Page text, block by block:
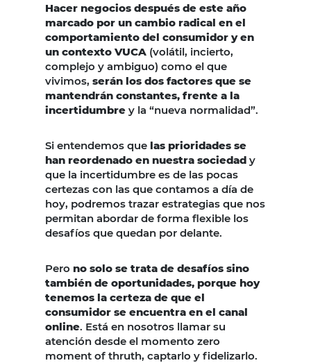
Hacer negocios después de este año
marcado por un cambio radical en el
comportamiento del consumidor y en
un contexto VUCA (volátil, incierto,
complejo y ambiguo) como el que
vivimos, serán los dos factores que se
mantendrán constantes, frente a la
incertidumbre y la “nueva normalidad”.
Si entendemos que las prioridades se
han reordenado en nuestra sociedad y
que la incertidumbre es de las pocas
certezas con las que contamos a día de
hoy, podremos trazar estrategias que nos
permitan abordar de forma flexible los
desafíos que quedan por delante.
Pero no solo se trata de desafíos sino
también de oportunidades, porque hoy
tenemos la certeza de que el
consumidor se encuentra en el canal
online. Está en nosotros llamar su
atención desde el momento zero
moment of thruth, captarlo y fidelizarlo.